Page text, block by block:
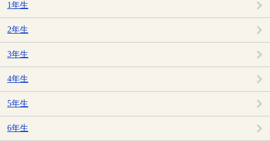
1年生
2年生
3年生
4年生
5年生
6年生